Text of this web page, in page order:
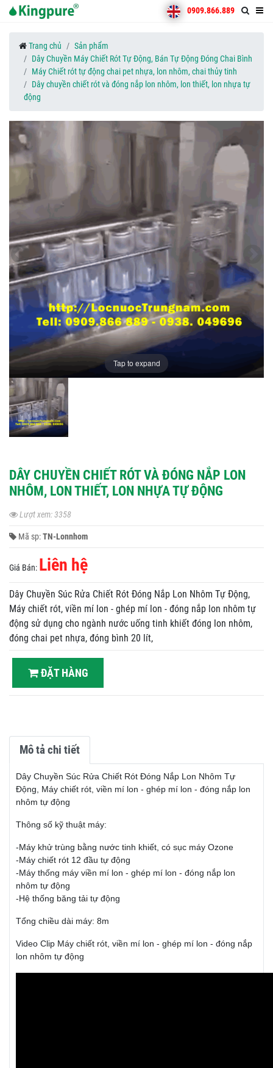
0909.866.889
Trang chủ
Sản phẩm
Dây Chuyền Máy Chiết Rót Tự Động, Bán Tự Động Đóng Chai Bình
Máy Chiết rót tự động chai pet nhựa, lon nhôm, chai thủy tinh
Dây chuyền chiết rót và đóng nắp lon nhôm, lon thiết, lon nhựa tự
động
Tap to expand
DÂY CHUYỀN CHIẾT RÓT VÀ ĐÓNG NẮP LON
NHÔM, LON THIẾT, LON NHỰA TỰ ĐỘNG
Lượt xem: 3358
Mã sp:TN-Lonnhom
Giá Bán: Liên hệ
Dây Chuyền Súc Rửa Chiết Rót Đóng Nắp Lon Nhôm Tự Động,
Máy chiết rót, viền mí lon - ghép mí lon - đóng nắp lon nhôm tự
động sử dụng cho ngành nước uống tinh khiết đóng lon nhôm,
đóng chai pet nhựa, đóng bình 20 lít,
ĐẶT HÀNG
Mô tả chi tiết
Dây Chuyền Súc Rửa Chiết Rót Đóng Nắp Lon Nhôm Tự
Động, Máy chiết rót, viền mí lon - ghép mí lon - đóng nắp lon
nhôm tự động
Thông số kỹ thuật máy:
-Máy khử trùng bằng nước tinh khiết, có sục máy Ozone
-Máy chiết rót 12 đầu tự động
-Máy thống máy viền mí lon - ghép mí lon - đóng nắp lon
nhôm tự động
-Hệ thống băng tải tự động
Tổng chiều dài máy: 8m
Video Clip Máy chiết rót, viền mí lon - ghép mí lon - đóng nắp
lon nhôm tự động